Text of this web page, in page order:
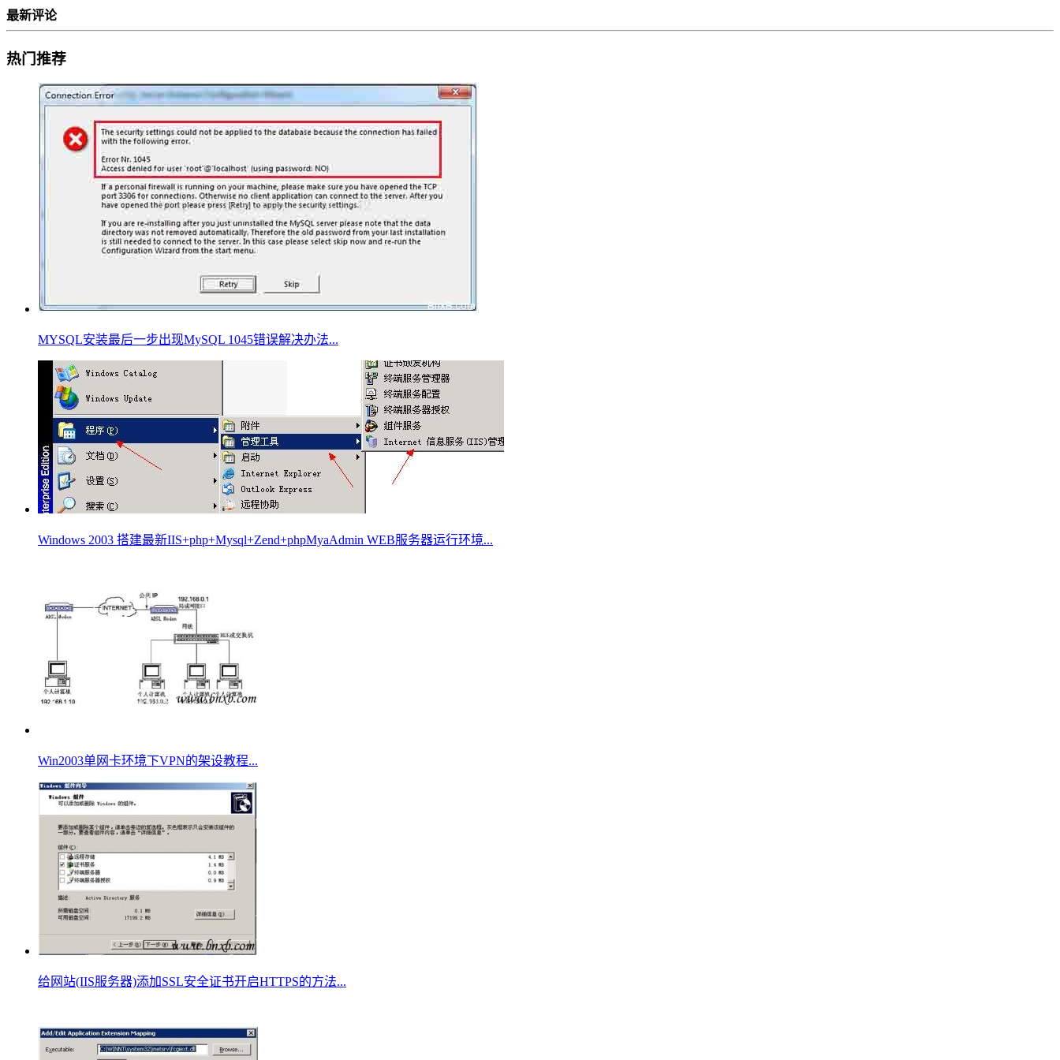
最新评论
热门推荐
MYSQL安装最后一步出现MySQL 1045错误解决办法...
Windows 2003 搭建最新IIS+php+Mysql+Zend+phpMyaAdmin WEB服务器运行环境...
Win2003单网卡环境下VPN的架设教程...
给网站(IIS服务器)添加SSL安全证书开启HTTPS的方法...